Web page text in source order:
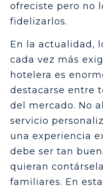
ofreciste pero no
fidelizarlos.
En la actualidad,
cada vez más
hotelera es
destacarse entre
del mercado. No
servicio
una experiencia
debe ser tan
quieran
familiares. En